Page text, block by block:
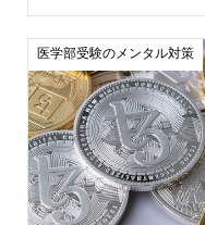
医学部受験のメンタル対策